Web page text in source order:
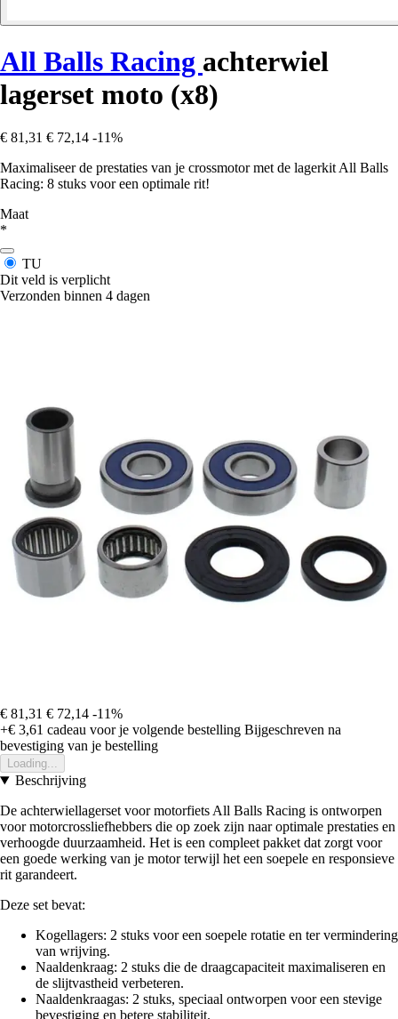
All Balls Racing achterwiel
lagerset moto (x8)
€ 81,31 € 72,14 -11%
Maximaliseer de prestaties van je crossmotor met de lagerkit All Balls
Racing: 8 stuks voor een optimale rit!
Maat
*
TU
Dit veld is verplicht
Verzonden binnen 4 dagen
€ 81,31 € 72,14 -11%
+€ 3,61 cadeau voor je volgende bestelling Bijgeschreven na
bevestiging van je bestelling
Loading...
Beschrijving
De achterwiellagerset voor motorfiets All Balls Racing is ontworpen
voor motorcrossliefhebbers die op zoek zijn naar optimale prestaties en
verhoogde duurzaamheid. Het is een compleet pakket dat zorgt voor
een goede werking van je motor terwijl het een soepele en responsieve
rit garandeert.
Deze set bevat:
Kogellagers: 2 stuks voor een soepele rotatie en ter vermindering
van wrijving.
Naaldenkraag: 2 stuks die de draagcapaciteit maximaliseren en
de slijtvastheid verbeteren.
Naaldenkraagas: 2 stuks, speciaal ontworpen voor een stevige
bevestiging en betere stabiliteit.